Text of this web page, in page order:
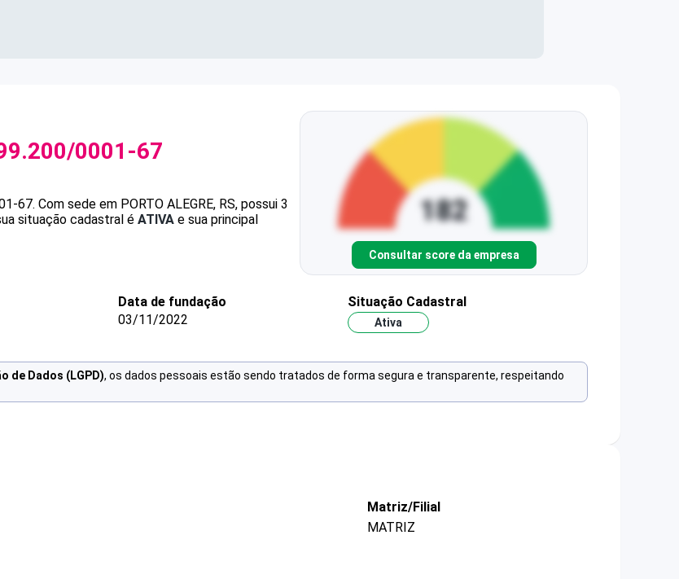
0001-67
67. Com sede em PORTO ALEGRE, RS, possui 3
situação cadastral é ATIVA e sua principal
Consultar score da empresa
Data de fundação
03/11/2022
Situação Cadastral
Ativa
de Dados (LGPD), os dados pessoais estão sendo tratados de forma segura e transparente, respeitando
Matriz/Filial
MATRIZ